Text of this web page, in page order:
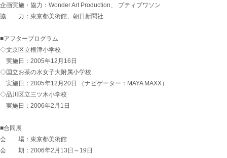
企画実施・協力：Wonder Art Production、 プティプワソン
協 力：東京都美術館、朝日新聞社
■アフタープログラム
◇文京区立根津小学校
実施日：2005年12月16日
◇国立お茶の水女子大附属小学校
実施日：2005年12月20日 （ナビゲーター：MAYA MAXX）
◇品川区立三ツ木小学校
実施日：2006年2月1日
■合同展
会 場：東京都美術館
会 期：2006年2月13日～19日